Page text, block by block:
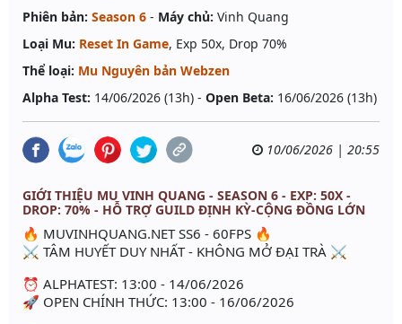
Phiên bản: Season 6 - Máy chủ: Vinh Quang
Loại Mu: Reset In Game, Exp 50x, Drop 70%
Thể loại: Mu Nguyên bản Webzen
Alpha Test: 14/06/2026 (13h) - Open Beta: 16/06/2026 (13h)
10/06/2026 | 20:55
GIỚI THIỆU MU VINH QUANG - SEASON 6 - EXP: 50X -
DROP: 70% - HỖ TRỢ GUILD ĐỊNH KỲ-CỘNG ĐỒNG LỚN
🔥 MUVINHQUANG.NET SS6 - 60FPS 🔥
⚔️ TÂM HUYẾT DUY NHẤT - KHÔNG MỞ ĐẠI TRÀ ⚔️
⏰ ALPHATEST: 13:00 - 14/06/2026
🚀 OPEN CHÍNH THỨC: 13:00 - 16/06/2026